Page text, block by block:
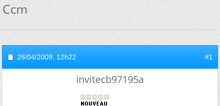
Ccm
28/04/2009, 12h22 #1
invitecb97195a